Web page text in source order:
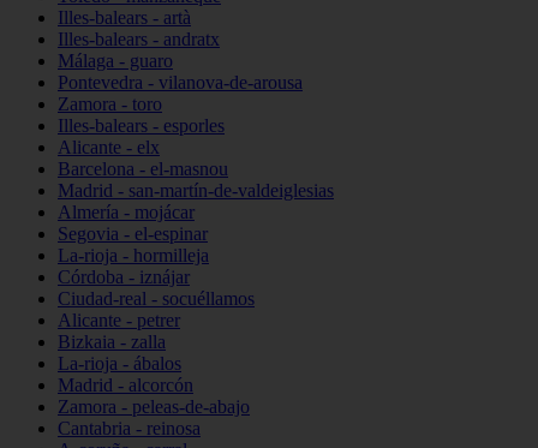
Illes-balears - artà
Illes-balears - andratx
Málaga - guaro
Pontevedra - vilanova-de-arousa
Zamora - toro
Illes-balears - esporles
Alicante - elx
Barcelona - el-masnou
Madrid - san-martín-de-valdeiglesias
Almería - mojácar
Segovia - el-espinar
La-rioja - hormilleja
Córdoba - iznájar
Ciudad-real - socuéllamos
Alicante - petrer
Bizkaia - zalla
La-rioja - ábalos
Madrid - alcorcón
Zamora - peleas-de-abajo
Cantabria - reinosa